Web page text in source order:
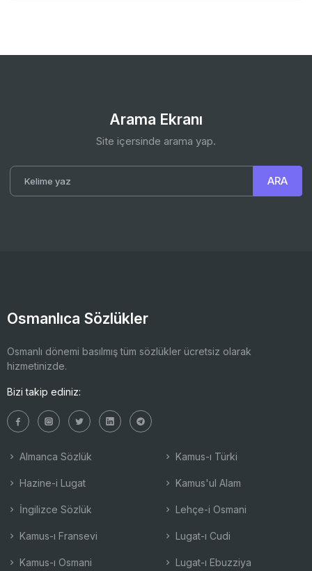
Arama Ekranı
Site içersinde arama yap.
Osmanlıca Sözlükler
Osmanlı dönemi basılmış tüm sözlükler ücretsiz olarak
hizmetinizde.
Bizi takip ediniz:
Almanca Sözlük
Hazine-i Lugat
İngilizce Sözlük
Kamus-ı Fransevi
Kamus-ı Osmani
Kamus-ı Türki
Kamus'ul Alam
Lehçe-i Osmani
Lugat-ı Cudi
Lugat-ı Ebuzziya